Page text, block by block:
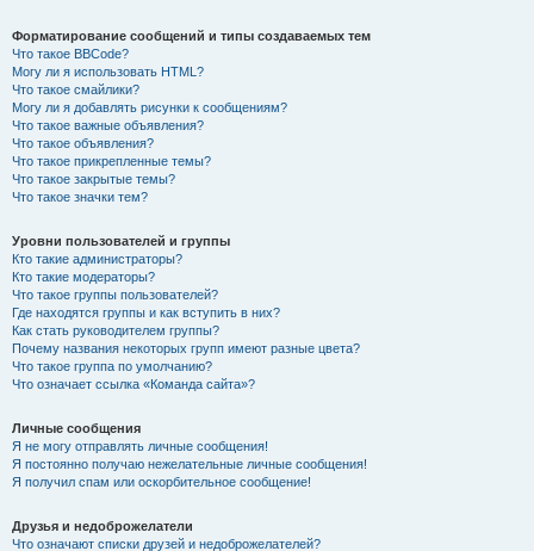
Форматирование сообщений и типы создаваемых тем
Что такое BBCode?
Могу ли я использовать HTML?
Что такое смайлики?
Могу ли я добавлять рисунки к сообщениям?
Что такое важные объявления?
Что такое объявления?
Что такое прикрепленные темы?
Что такое закрытые темы?
Что такое значки тем?
Уровни пользователей и группы
Кто такие администраторы?
Кто такие модераторы?
Что такое группы пользователей?
Где находятся группы и как вступить в них?
Как стать руководителем группы?
Почему названия некоторых групп имеют разные цвета?
Что такое группа по умолчанию?
Что означает ссылка «Команда сайта»?
Личные сообщения
Я не могу отправлять личные сообщения!
Я постоянно получаю нежелательные личные сообщения!
Я получил спам или оскорбительное сообщение!
Друзья и недоброжелатели
Что означают списки друзей и недоброжелателей?